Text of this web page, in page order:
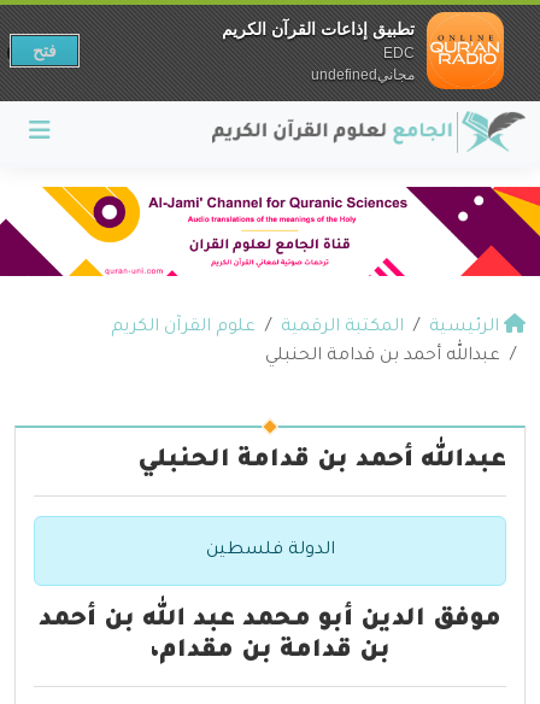
الرئيسية المكتبة الرقمية
علوم القرآن الكريم
عبدالله أحمد بن قدامة الحنبلي
عبدالله أحمد بن قدامة الحنبلي
الدولة فلسطين
موفق الدين أبو محمد عبد الله بن أحمد
بن قدامة بن مقدام،
تطبيق إذاعات القرآن الكريم
EDC
مجانيundefined
فتح